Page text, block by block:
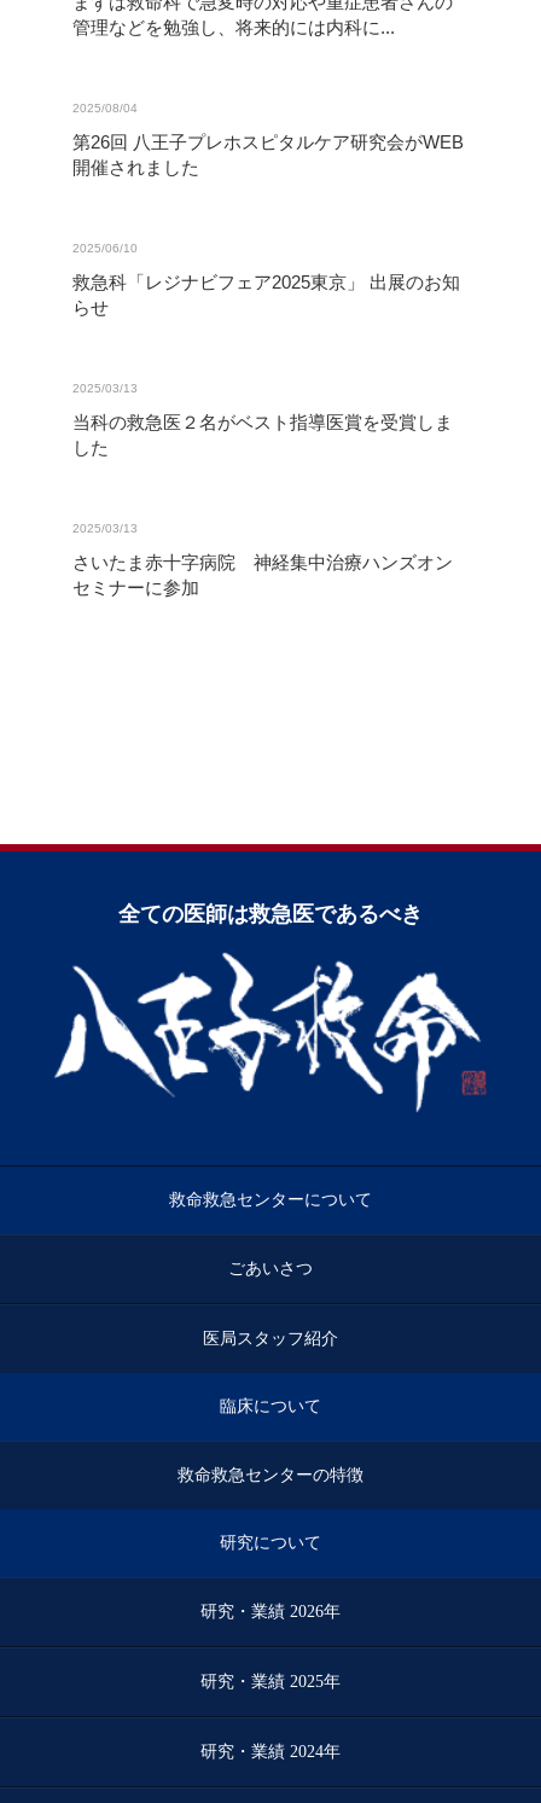
管理などを勉強し、将来的には内科に...
2025/08/04
第26回 八王子プレホスピタルケア研究会がWEB
開催されました
2025/06/10
救急科「レジナビフェア2025東京」 出展のお知
らせ
2025/03/13
当科の救急医２名がベスト指導医賞を受賞しま
した
2025/03/13
さいたま赤十字病院 神経集中治療ハンズオン
セミナーに参加
全ての医師は救急医であるべき
救命救急センターについて
ごあいさつ
医局スタッフ紹介
臨床について
救命救急センターの特徴
研究について
研究・業績 2026年
研究・業績 2025年
研究・業績 2024年